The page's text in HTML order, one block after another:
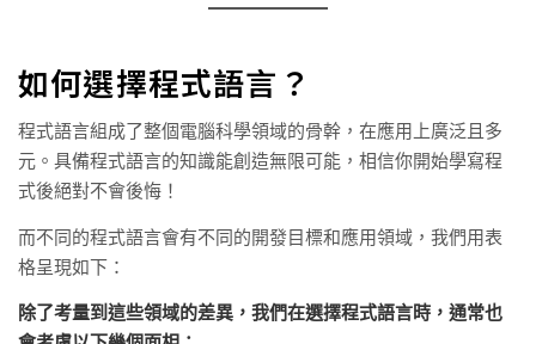
如何選擇程式語言？
程式語言組成了整個電腦科學領域的骨幹，在應用上廣泛且多
元。具備程式語言的知識能創造無限可能，相信你開始學寫程
式後絕對不會後悔！
而不同的程式語言會有不同的開發目標和應用領域，我們用表
格呈現如下：
除了考量到這些領域的差異，我們在選擇程式語言時，通常也